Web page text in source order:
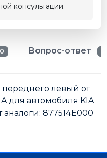
консультации.
0 Вопрос-ответ
левый от
для автомобиля KIA
аналоги: 877514E000